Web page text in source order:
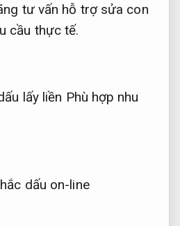
tư vấn hỗ trợ sửa con
cầu thực tế.
lấy liền Phù hợp nhu
dấu on-line